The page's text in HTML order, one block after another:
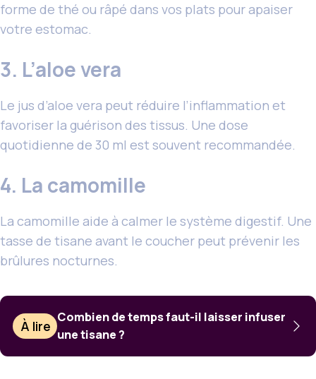
forme de thé ou râpé dans vos plats pour apaiser
votre estomac.
3. L’aloe vera
Le jus d’aloe vera peut réduire l’inflammation et
favoriser la guérison des tissus. Une dose
quotidienne de 30 ml est souvent recommandée.
4. La camomille
La camomille aide à calmer le système digestif. Une
tasse de tisane avant le coucher peut prévenir les
brûlures nocturnes.
À lire
Combien de temps faut-il laisser infuser
une tisane ?